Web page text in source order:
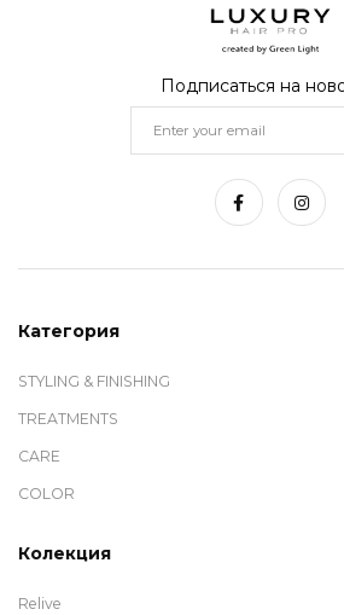
уникальной способностью
Light – это революционный ответ на
неагрессивном воздействии на волосы.
Продукция Green Light
направлении токсикологии,
испытаниям, которые
Light представлен и успешно
услуг в более чем 150 странах мира. С
ассортиментом всех направлений и
Подписаться на
Категория
STYLING & FINISHING
TREATMENTS
CARE
COLOR
Колекция
Relive